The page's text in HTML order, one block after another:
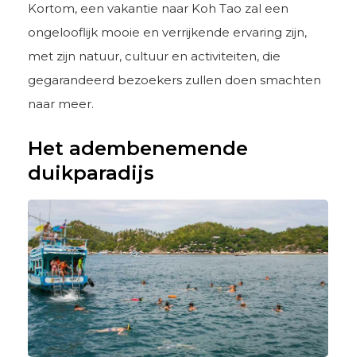
Kortom, een vakantie naar Koh Tao zal een
ongelooflijk mooie en verrijkende ervaring zijn,
met zijn natuur, cultuur en activiteiten, die
gegarandeerd bezoekers zullen doen smachten
naar meer.
Het adembenemende
duikparadijs